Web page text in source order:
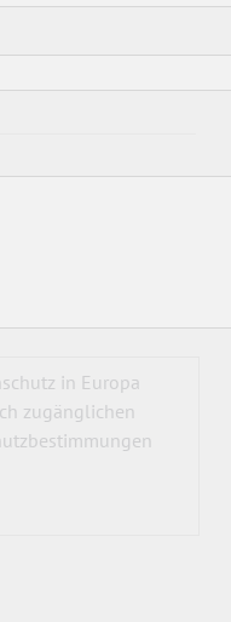
in Europa
zugänglichen